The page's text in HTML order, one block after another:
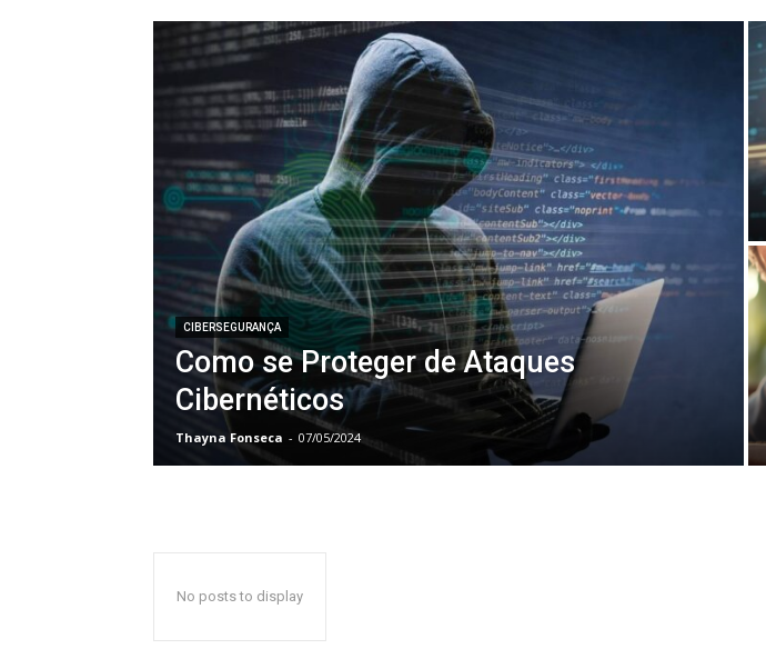
CIBERSEGURANÇA
Como se Proteger de Ataques
Cibernéticos
Thayna Fonseca - 07/05/2024
No posts to display